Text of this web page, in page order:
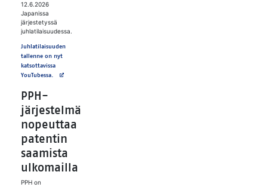
12.6.2026
Japanissa
järjestetyssä
juhlatilaisuudessa.
Juhlatilaisuuden
tallenne on nyt
katsottavissa
YouTubessa. Avautuu uuteen välilehteen
PPH-
järjestelmä
nopeuttaa
patentin
saamista
ulkomailla
PPH on